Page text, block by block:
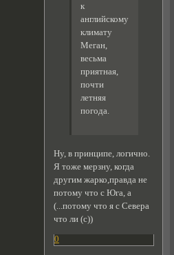
к
английскому
климату
Меган,
весьма
приятная,
почти
летняя
погода.
Ну, в принципе, логично.
Я тоже мерзну, когда
другим жарко,правда не
потому что с Юга, а
(...потому что я с Севера
что ли (с))
0